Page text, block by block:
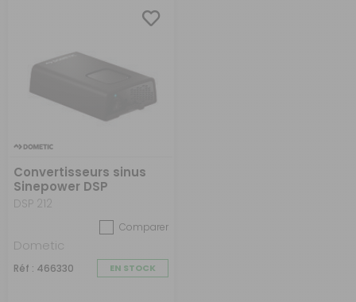
Convertisseurs sinus
Sinepower DSP
DSP 212
Comparer
Dometic
Réf : 466330 EN STOCK